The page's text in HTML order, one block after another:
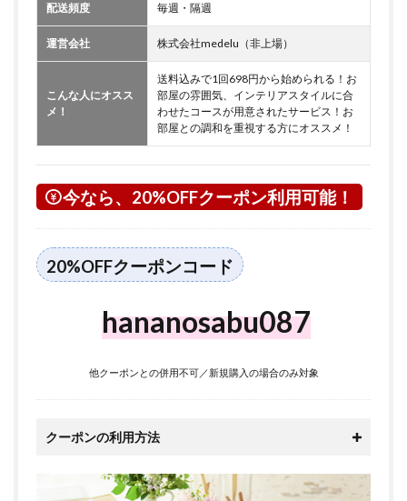
配送頻度 毎週・隔週
運営会社 株式会社medelu（非上場）
こんな人にオスス
メ！
送料込みで1回698円から始められる！お
部屋の雰囲気、インテリアスタイルに合
わせたコースが用意されたサービス！お
部屋との調和を重視する方にオススメ！
今なら、20%OFFクーポン利用可能！
20%OFFクーポンコード
hananosabu087
他クーポンとの併用不可／新規購入の場合のみ対象
クーポンの利用方法